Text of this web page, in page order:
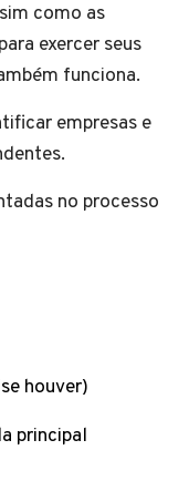
como as
exercer seus
funciona.
empresas e
no processo
houver)
principal